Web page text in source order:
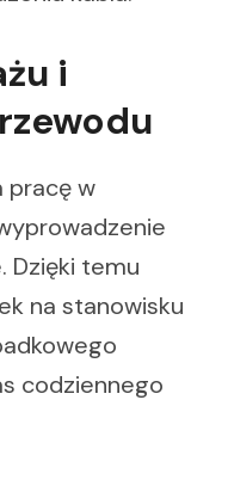
i
pracę w
Dzięki temu
na stanowisku
codziennego